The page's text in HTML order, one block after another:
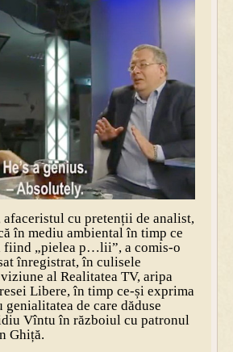
cu pretenții de analist,
în mediu ambiental în timp ce
fiind „pielea p…lii”, a comis-o
înregistrat, în culisele
al Realitatea TV, aripa
Libere, în timp ce-și exprima
de care dăduse
Vîntu în războiul cu patronul
Ghiță.